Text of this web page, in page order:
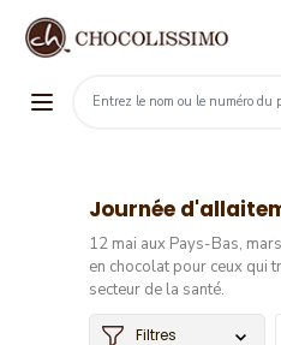
Journée
12 mai aux Pays-Bas,
en chocolat pour ceux qui
secteur de la santé.
Filtres